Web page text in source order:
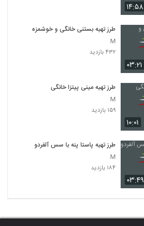
۱۴:۵۸
۰۳:۲۱
طرز تهیه بستنی خانگی و خوشمزه
M
۴۳۲ بازدید
۱۰:۰۱
طرز تهیه مینی پیتزا خانگی
M
۱۵۹ بازدید
۰۳:۴۹
طرز تهیه پاستا پنه با سس آلفردو
M
۱۸۴ بازدید